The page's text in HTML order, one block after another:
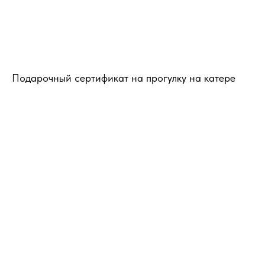
Подарочный сертификат на прогулку на катере